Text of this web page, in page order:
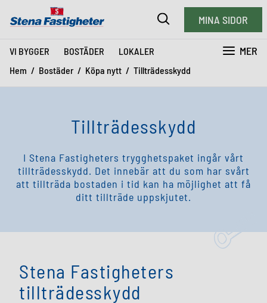
VI BYGGER BOSTÄDER LOKALER MER
MINA SIDOR
Hem Bostäder Köpa nytt Tillträdesskydd
Tillträdesskydd
I Stena Fastigheters trygghetspaket ingår vårt
tillträdesskydd. Det innebär att du som har svårt
att tillträda bostaden i tid kan ha möjlighet att få
ditt tillträde uppskjutet.
Stena Fastigheters
tillträdesskydd